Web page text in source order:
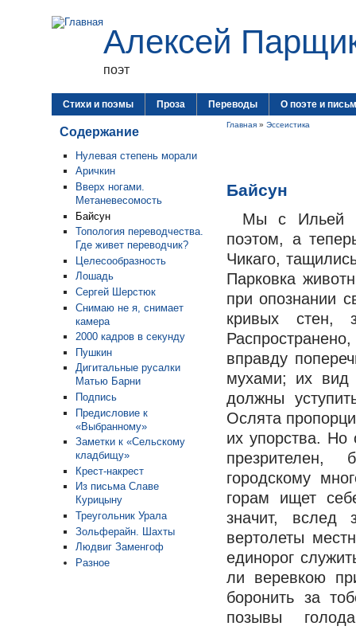
Алексей
поэт
Стихи и поэмы Проза Переводы О поэте и
Содержание
Нулевая степень морали
Аричкин
Вверх ногами.
Метаневесомость
Байсун
Топология переводчества.
Где живет переводчик?
Целесообразность
Лошадь
Сергей Шерстюк
Снимаю не я, снимает
камера
2000 кадров в секунду
Пушкин
Дигитальные русалки
Матью Барни
Подпись
Предисловие к
«Выбранному»
Заметки к «Сельскому
кладбищу»
Крест-накрест
Из письма Славе
Курицыну
Треугольник Урала
Зольферайн. Шахты
Людвиг Заменгоф
Разное
Главная » Эссеистика
Байсун
Мы с Ильей
поэтом, а
Чикаго,
Парковка
при опознании
кривых стен,
вправду
мухами; их вид
должны
Ослята
их упорства.
презрителен,
городскому
горам ищет
значит,
вертолеты
единорог
ли веревкою
боронить за
позывы